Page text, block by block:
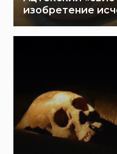
изобретение